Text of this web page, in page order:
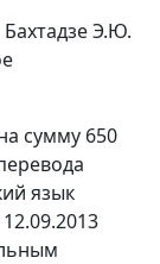
Э.Ю.
сумму 650
язык